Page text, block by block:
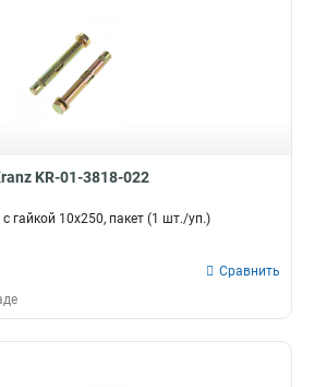
KR-01-3818-022
гайкой 10х250, пакет (1 шт./уп.)
Сравнить